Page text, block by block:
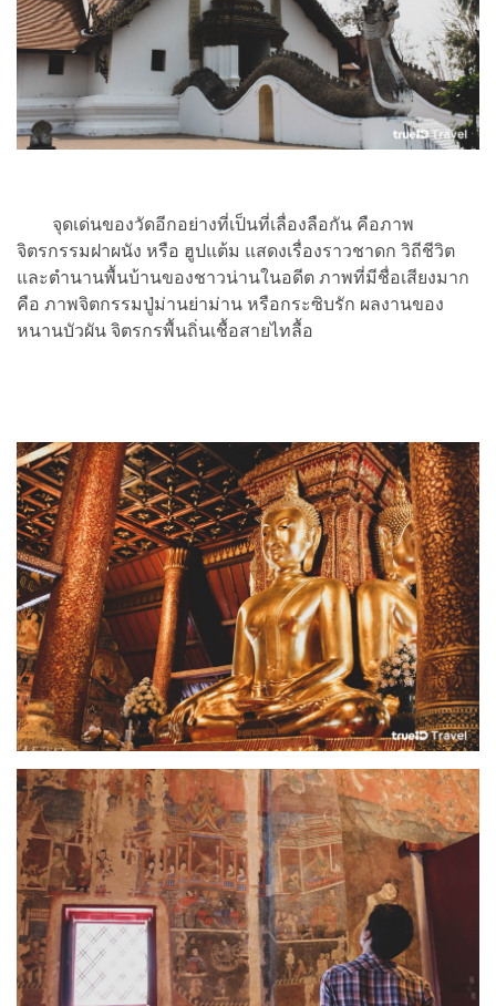
จุดเด่นของวัดอีกอย่างที่เป็นที่เลื่องลือกัน คือภาพ
จิตรกรรมฝาผนัง หรือ ฮูปแต้ม แสดงเรื่องราวชาดก วิถีชีวิต
และตำนานพื้นบ้านของชาวน่านในอดีต ภาพที่มีชื่อเสียงมาก
คือ ภาพจิตกรรมปู่ม่านย่าม่าน หรือกระซิบรัก ผลงานของ
หนานบัวผัน จิตรกรพื้นถิ่นเชื้อสายไทลื้อ